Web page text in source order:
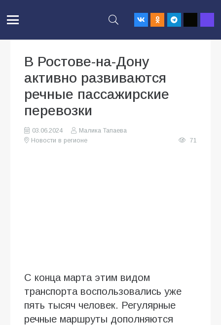
В Ростове-на-Дону
активно развиваются
речные пассажирские
перевозки
03.06.2024
Малика Тапаева
Новости в регионе
71
С конца марта этим видом
транспорта воспользовались уже
пять тысяч человек. Регулярные
речные маршруты дополняются